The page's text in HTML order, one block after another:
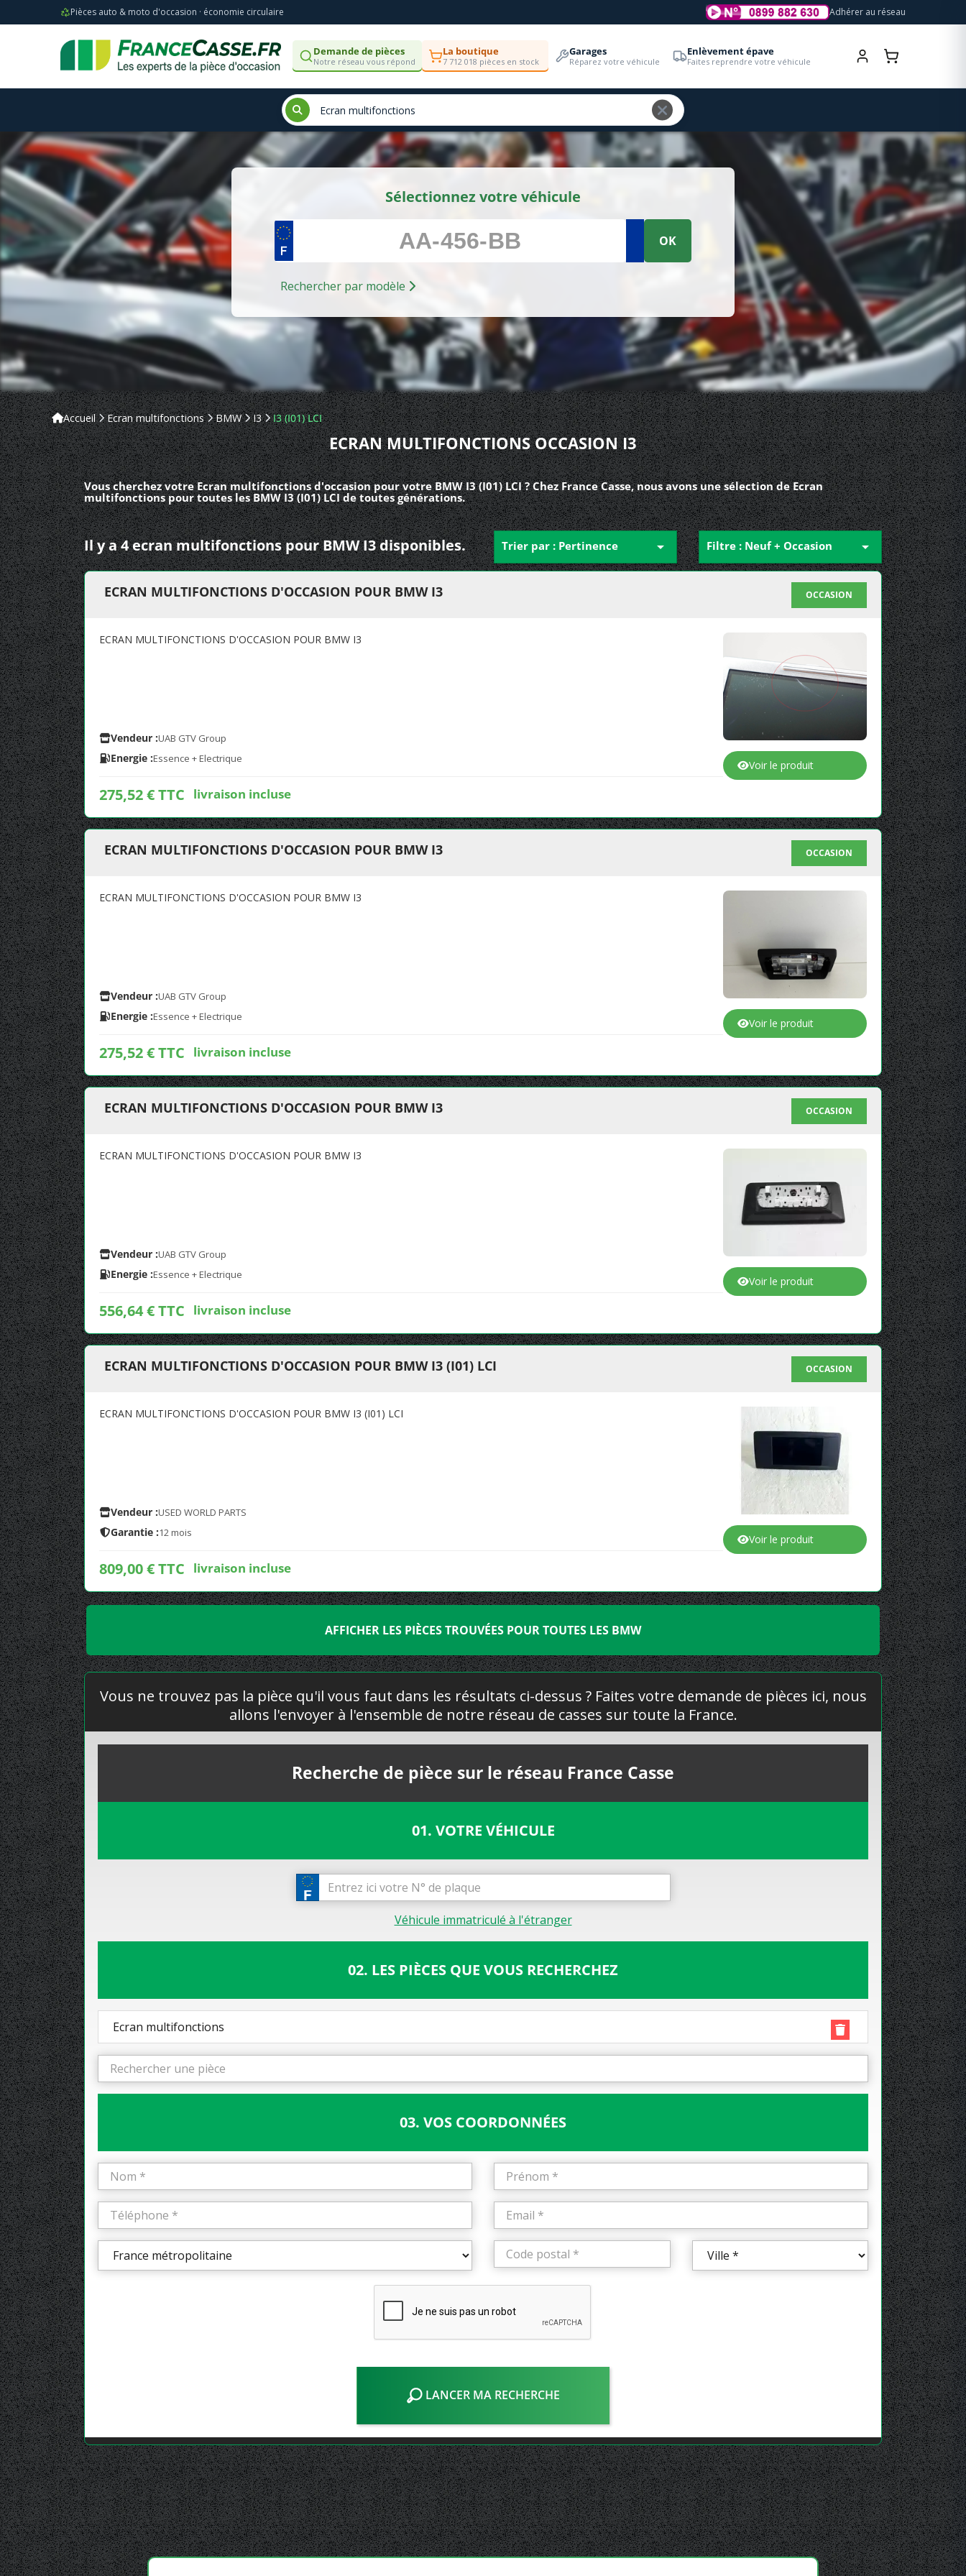
Pièces auto & moto d'occasion · économie circulaire Adhérer au réseau
Demande de pièces
Notre réseau vous répond
La boutique
7 712 018 pièces en stock
Garages
Réparez votre véhicule
Enlèvement épave
Faites reprendre votre véhicule
Sélectionnez votre véhicule
OK
Rechercher par modèle
Accueil Ecran multifonctions BMW I3 I3 (I01) LCI
ECRAN MULTIFONCTIONS OCCASION I3
Vous cherchez votre Ecran multifonctions d'occasion pour votre BMW I3 (I01) LCI ? Chez France Casse, nous avons une sélection de Ecran
multifonctions pour toutes les BMW I3 (I01) LCI de toutes générations.
Il y a 4 ecran multifonctions pour BMW I3 disponibles. Trier par : Pertinence  Filtre : Neuf + Occasion 
ECRAN MULTIFONCTIONS D'OCCASION POUR BMW I3 OCCASION
ECRAN MULTIFONCTIONS D'OCCASION POUR BMW I3
Vendeur :UAB GTV Group
Energie :Essence + Electrique
275,52 € TTC livraison incluse
Voir le produit
ECRAN MULTIFONCTIONS D'OCCASION POUR BMW I3 OCCASION
ECRAN MULTIFONCTIONS D'OCCASION POUR BMW I3
Vendeur :UAB GTV Group
Energie :Essence + Electrique
275,52 € TTC livraison incluse
Voir le produit
ECRAN MULTIFONCTIONS D'OCCASION POUR BMW I3 OCCASION
ECRAN MULTIFONCTIONS D'OCCASION POUR BMW I3
Vendeur :UAB GTV Group
Energie :Essence + Electrique
556,64 € TTC livraison incluse
Voir le produit
ECRAN MULTIFONCTIONS D'OCCASION POUR BMW I3 (I01) LCI OCCASION
ECRAN MULTIFONCTIONS D'OCCASION POUR BMW I3 (I01) LCI
Vendeur :USED WORLD PARTS
Garantie :12 mois
809,00 € TTC livraison incluse
Voir le produit
AFFICHER LES PIÈCES TROUVÉES POUR TOUTES LES BMW
Vous ne trouvez pas la pièce qu'il vous faut dans les résultats ci-dessus ? Faites votre demande de pièces ici, nous
allons l'envoyer à l'ensemble de notre réseau de casses sur toute la France.
Recherche de pièce sur le réseau France Casse
01. VOTRE VÉHICULE
Véhicule immatriculé à l'étranger
02. LES PIÈCES QUE VOUS RECHERCHEZ
Ecran multifonctions
03. VOS COORDONNÉES
LANCER MA RECHERCHE